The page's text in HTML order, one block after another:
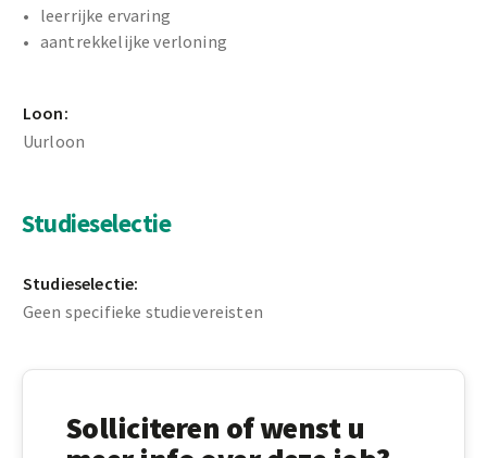
leerrijke ervaring
aantrekkelijke verloning
Loon:
Uurloon
Studieselectie
Studieselectie:
Geen specifieke studievereisten
Solliciteren of wenst u